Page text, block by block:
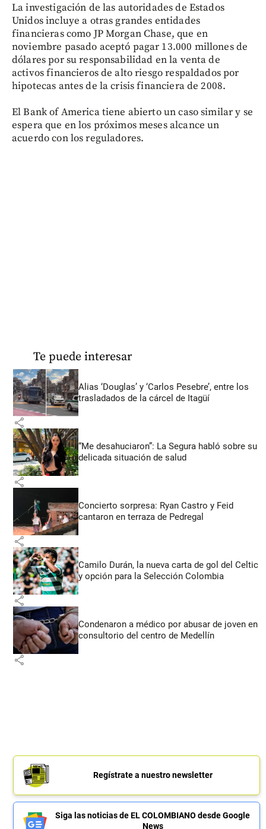
La investigación de las autoridades de Estados
Unidos incluye a otras grandes entidades
financieras como JP Morgan Chase, que en
noviembre pasado aceptó pagar 13.000 millones de
dólares por su responsabilidad en la venta de
activos financieros de alto riesgo respaldados por
hipotecas antes de la crisis financiera de 2008.
El Bank of America tiene abierto un caso similar y se
espera que en los próximos meses alcance un
acuerdo con los reguladores.
Te puede interesar
Alias ‘Douglas’ y ‘Carlos Pesebre’, entre los
trasladados de la cárcel de Itagüí
share
“Me desahuciaron”: La Segura habló sobre su
delicada situación de salud
share
Concierto sorpresa: Ryan Castro y Feid
cantaron en terraza de Pedregal
share
Camilo Durán, la nueva carta de gol del Celtic
y opción para la Selección Colombia
share
Condenaron a médico por abusar de joven en
consultorio del centro de Medellín
share
Regístrate a nuestro newsletter
Siga las noticias de EL COLOMBIANO desde Google
News